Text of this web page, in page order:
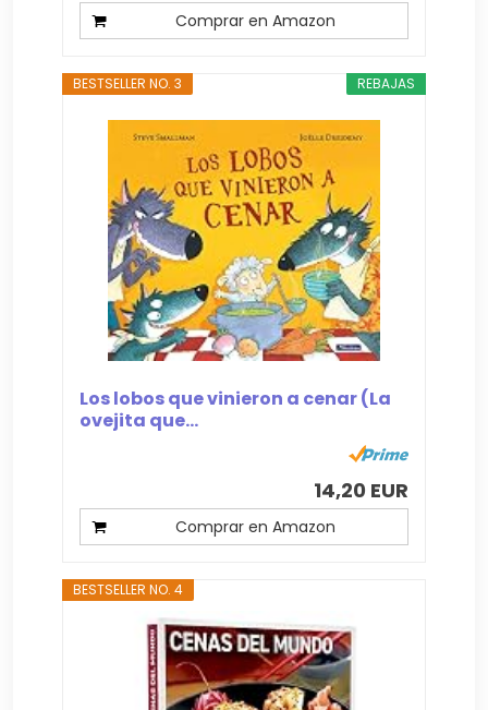
Comprar en Amazon
REBAJAS
BESTSELLER NO. 3
Los lobos que vinieron a cenar (La
ovejita que...
14,20 EUR
Comprar en Amazon
BESTSELLER NO. 4